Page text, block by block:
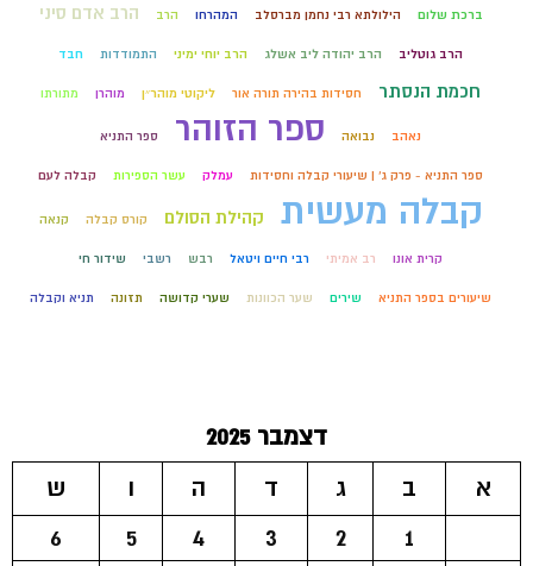
ברכת שלום הילולתא רבי נחמן מברסלב המהרחו הרב הרב אדם סיני
הרב גוטליב הרב יהודה ליב אשלג הרב יוחי ימיני התמודדות חבד
חכמת הנסתר חסידות בהירה תורה אור ליקוטי מוהר״ן מוהרן מתורתו
נאהב נבואה ספר הזוהר ספר התניא
ספר התניא - פרק ג' | שיעורי קבלה וחסידות עמלק עשר הספירות קבלה לעם
קבלה מעשית קהילת הסולם קורס קבלה קנאה
קרית אונו רב אמיתי רבי חיים ויטאל רבש רשבי שידור חי
שיעורים בספר התניא שירים שער הכוונות שערי קדושה תזונה תניא וקבלה
דצמבר 2025
א
ב ג ד ה ו
ש
1
2
3
4
5
6